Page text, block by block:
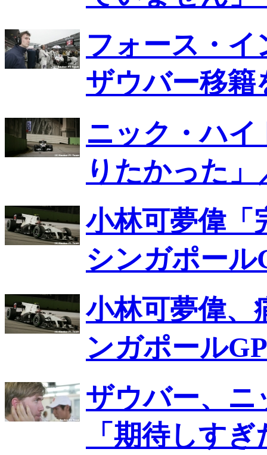
フォース・
ザウバー移籍
ニック・ハ
りたかった
小林可夢偉「
シンガポール
小林可夢偉、
ンガポールGP
ザウバー、
「期待しすぎ